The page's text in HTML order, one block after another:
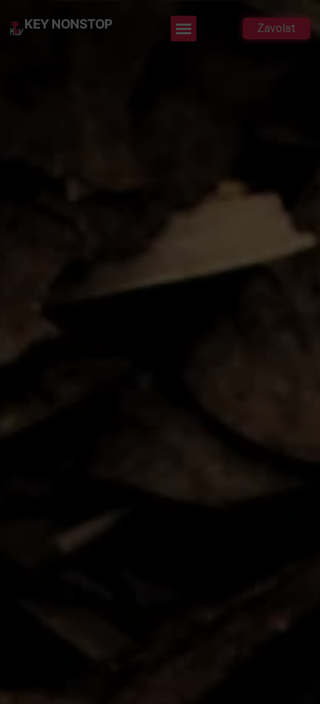
KEY NONSTOP Zavolat